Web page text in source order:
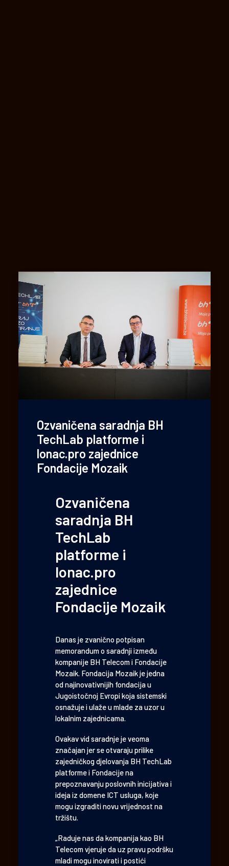
Ozvaničena saradnja BH
TechLab platforme i
lonac.pro zajednice
Fondacije Mozaik
Ozvaničena
saradnja BH
TechLab
platforme i
lonac.pro
zajednice
Fondacije Mozaik
Danas je zvanično potpisan
memorandum o saradnji između
kompanije BH Telecom i Fondacije
Mozaik. Fondacija Mozaik je jedna
od najinovativnijih fondacija u
Jugoistočnoj Evropi koja sistemski
osnažuje i ulaže u mlade za uzor u
lokalnim zajednicama.
Ovakav vid saradnje je veoma
značajan jer se otvaraju prilike
zajedničkog djelovanja BH TechLab
platforme i Fondacije na
prepoznavanju poslovnih inicijativa i
ideja iz domene ICT usluga, koje
mogu izgraditi novu vrijednost na
tržištu.
„Raduje nas da kompanija kao BH
Telecom vjeruje da uz pravu podršku
mladi mogu inovirati i postići